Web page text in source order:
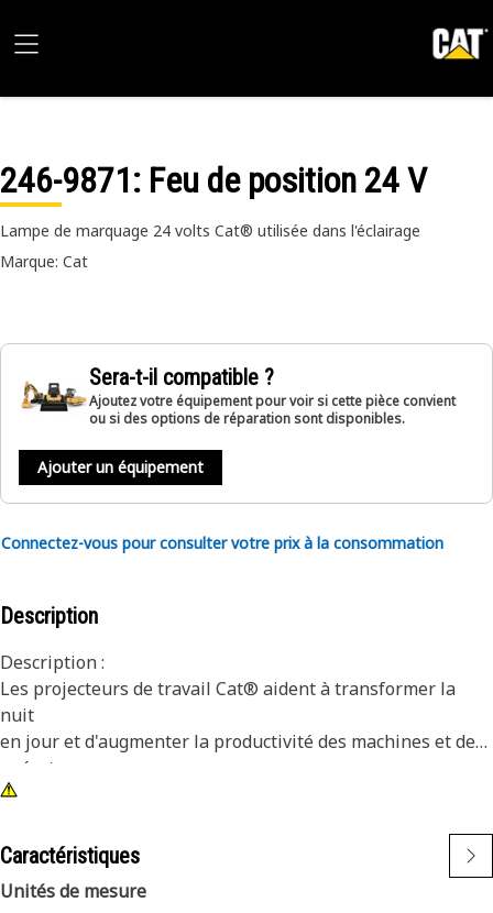
246-9871: Feu de position 24 V
Lampe de marquage 24 volts Cat® utilisée dans l'éclairage
Marque: Cat
Sera-t-il compatible ?
Ajoutez votre équipement pour voir si cette pièce convient
ou si des options de réparation sont disponibles.
Ajouter un équipement
Connectez-vous pour consulter votre prix à la consommation
Description
Description :
Les projecteurs de travail Cat® aident à transformer la
nuit
en jour et d'augmenter la productivité des machines et des
opérateurs.
1) Les lampes Premium Cat sont conçues pour répondre
aux niveaux de vibration exigeants des petites et grandes
machines.
Caractéristiques
Unités de mesure